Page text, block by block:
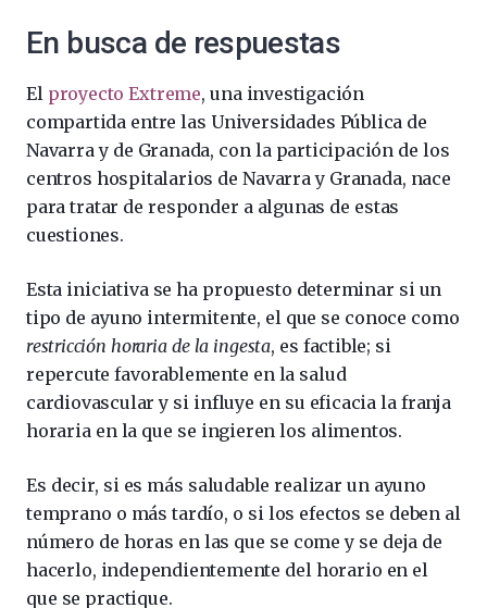
En busca de respuestas
El proyecto Extreme, una investigación
compartida entre las Universidades Pública de
Navarra y de Granada, con la participación de los
centros hospitalarios de Navarra y Granada, nace
para tratar de responder a algunas de estas
cuestiones.
Esta iniciativa se ha propuesto determinar si un
tipo de ayuno intermitente, el que se conoce como
restricción horaria de la ingesta, es factible; si
repercute favorablemente en la salud
cardiovascular y si influye en su eficacia la franja
horaria en la que se ingieren los alimentos.
Es decir, si es más saludable realizar un ayuno
temprano o más tardío, o si los efectos se deben al
número de horas en las que se come y se deja de
hacerlo, independientemente del horario en el
que se practique.